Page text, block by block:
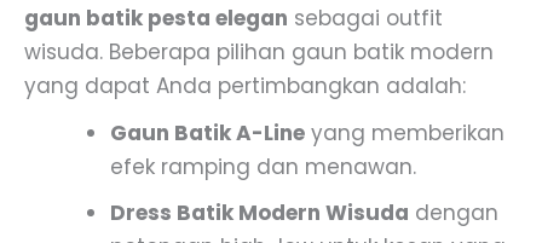
gaun batik pesta elegan sebagai outfit
wisuda. Beberapa pilihan gaun batik modern
yang dapat Anda pertimbangkan adalah:
Gaun Batik A-Line yang memberikan
efek ramping dan menawan.
Dress Batik Modern Wisuda dengan